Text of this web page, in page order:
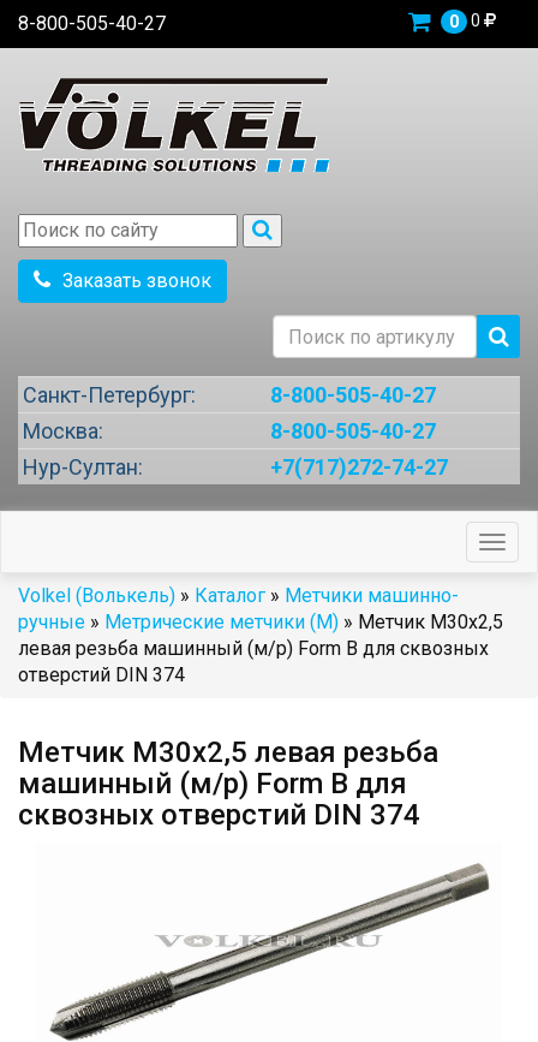
8-800-505-40-27 0 0
Заказать звонок
Санкт-Петербург:
8-800-505-40-27
Москва:
8-800-505-40-27
Нур-Султан:
+7(717)272-74-27
Volkel (Волькель) » Каталог » Метчики машинно-
ручные » Метрические метчики (М) » Метчик M30x2,5
левая резьба машинный (м/р) Form B для сквозных
отверстий DIN 374
Метчик M30x2,5 левая резьба
машинный (м/р) Form B для
сквозных отверстий DIN 374